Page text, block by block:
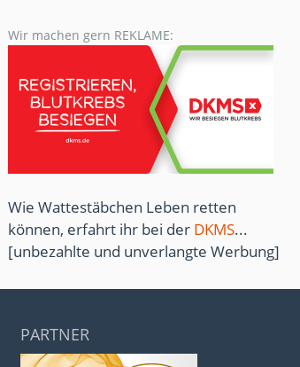
Wir machen gern REKLAME:
Wie Wattestäbchen Leben retten
können, erfahrt ihr bei der DKMS...
[unbezahlte und unverlangte Werbung]
PARTNER